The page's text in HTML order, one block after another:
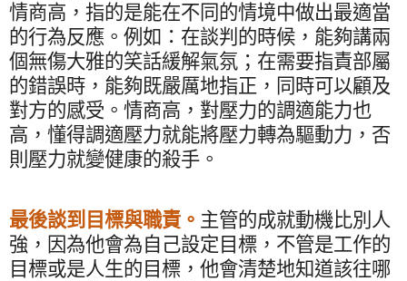
情商高，指的是能在不同的情境中做出最適當
的行為反應。例如：在談判的時候，能夠講兩
個無傷大雅的笑話緩解氣氛；在需要指責部屬
的錯誤時，能夠既嚴厲地指正，同時可以顧及
對方的感受。情商高，對壓力的調適能力也
高，懂得調適壓力就能將壓力轉為驅動力，否
則壓力就變健康的殺手。
最後談到目標與職責。 主管的成就動機比別人
強，因為他會為自己設定目標，不管是工作的
目標或是人生的目標，他會清楚地知道該往哪